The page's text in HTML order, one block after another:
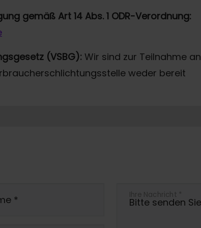
gemäß Art 14 Abs. 1 ODR-Verordnung:
(VSBG): Wir sind zur Teilnahme an
weder bereit
* Ihre Nachricht *